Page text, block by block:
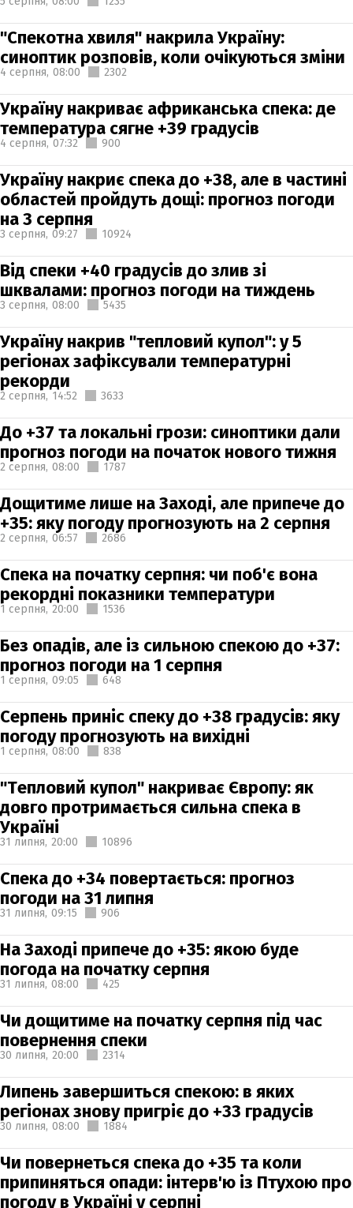
"Спекотна хвиля" накрила Україну:
синоптик розповів, коли очікуються зміни
4 серпня, 08:00 2302
Україну накриває африканська спека: де
температура сягне +39 градусів
4 серпня, 07:32 900
Україну накриє спека до +38, але в частині
областей пройдуть дощі: прогноз погоди
на 3 серпня
3 серпня, 09:27 10924
Від спеки +40 градусів до злив зі
шквалами: прогноз погоди на тиждень
3 серпня, 08:00 5435
Україну накрив "тепловий купол": у 5
регіонах зафіксували температурні
рекорди
2 серпня, 14:52 3633
До +37 та локальні грози: синоптики дали
прогноз погоди на початок нового тижня
2 серпня, 08:00 1787
Дощитиме лише на Заході, але припече до
+35: яку погоду прогнозують на 2 серпня
2 серпня, 06:57 2686
Спека на початку серпня: чи поб'є вона
рекордні показники температури
1 серпня, 20:00 1536
Без опадів, але із сильною спекою до +37:
прогноз погоди на 1 серпня
1 серпня, 09:05 648
Серпень приніс спеку до +38 градусів: яку
погоду прогнозують на вихідні
1 серпня, 08:00 838
"Тепловий купол" накриває Європу: як
довго протримається сильна спека в
Україні
31 липня, 20:00 10896
Спека до +34 повертається: прогноз
погоди на 31 липня
31 липня, 09:15 906
На Заході припече до +35: якою буде
погода на початку серпня
31 липня, 08:00 425
Чи дощитиме на початку серпня під час
повернення спеки
30 липня, 20:00 2314
Липень завершиться спекою: в яких
регіонах знову пригріє до +33 градусів
30 липня, 08:00 1884
Чи повернеться спека до +35 та коли
припиняться опади: інтерв'ю із Птухою про
погоду в Україні у серпні